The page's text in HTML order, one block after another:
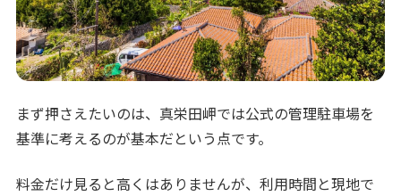
まず押さえたいのは、真栄田岬では公式の管理駐車場を
基準に考えるのが基本だという点です。
料金だけ見ると高くはありませんが、利用時間と現地で